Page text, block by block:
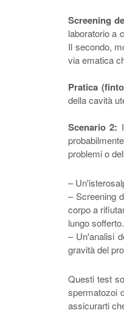
Screening
laboratorio a
Il secondo,
via ematica
Pratica
della cavità
Scenario 2:
problemi o
–
– Screening
corpo a
lungo sofferto.
– Un'analisi
gravità del
Questi test
spermatozoi
assicurarti